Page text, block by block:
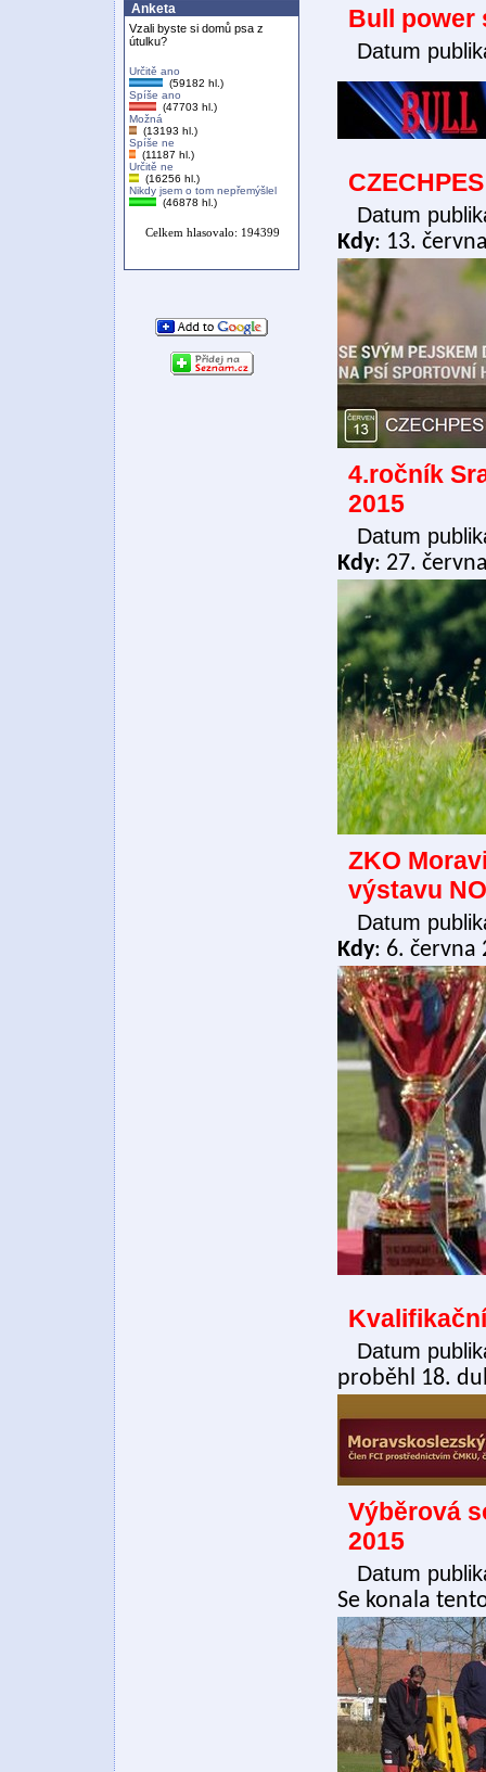
Anketa
Vzali byste si domů psa z
útulku?
Určitě ano
(59182 hl.)
Spíše ano
(47703 hl.)
Možná
(13193 hl.)
Spíše ne
(11187 hl.)
Určitě ne
(16256 hl.)
Nikdy jsem o tom nepřemýšlel
(46878 hl.)
Celkem hlasovalo: 194399
Bull power
Datum
Datum
Kdy: 13.
4.ročník
2015
Datum
Kdy: 27.
ZKO
výstavu NO
Datum
Kdy: 6. června
Datum
proběhl 18.
Výběrová
2015
Datum
Se konala